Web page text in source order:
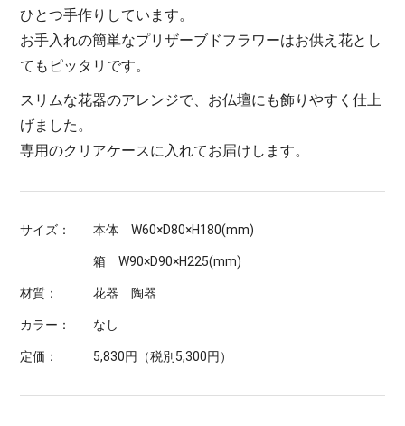
ひとつ手作りしています。
お手入れの簡単なプリザーブドフラワーはお供え花とし
てもピッタリです。
スリムな花器のアレンジで、お仏壇にも飾りやすく仕上
げました。
専用のクリアケースに入れてお届けします。
サイズ： 本体 W60×D80×H180(mm)
箱 W90×D90×H225(mm)
材質： 花器 陶器
カラー： なし
定価： 5,830円（税別5,300円）